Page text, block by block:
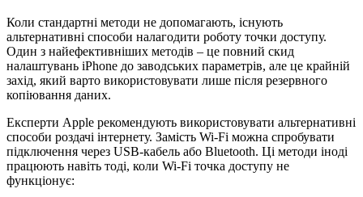
Коли стандартні методи не допомагають, існують
альтернативні способи налагодити роботу точки доступу.
Один з найефективніших методів – це повний скид
налаштувань iPhone до заводських параметрів, але це крайній
захід, який варто використовувати лише після резервного
копіювання даних.
Експерти Apple рекомендують використовувати альтернативні
способи роздачі інтернету. Замість Wi-Fi можна спробувати
підключення через USB-кабель або Bluetooth. Ці методи іноді
працюють навіть тоді, коли Wi-Fi точка доступу не
функціонує: